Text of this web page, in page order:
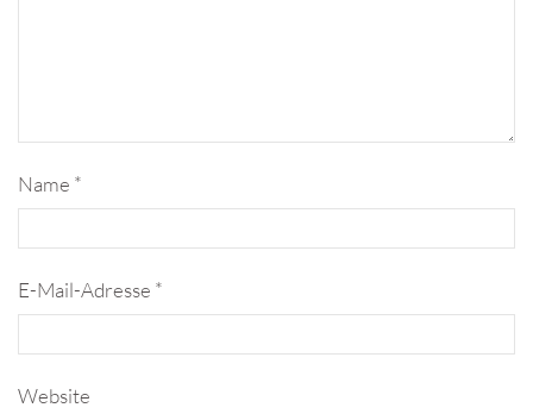
Name *
E-Mail-Adresse *
Website